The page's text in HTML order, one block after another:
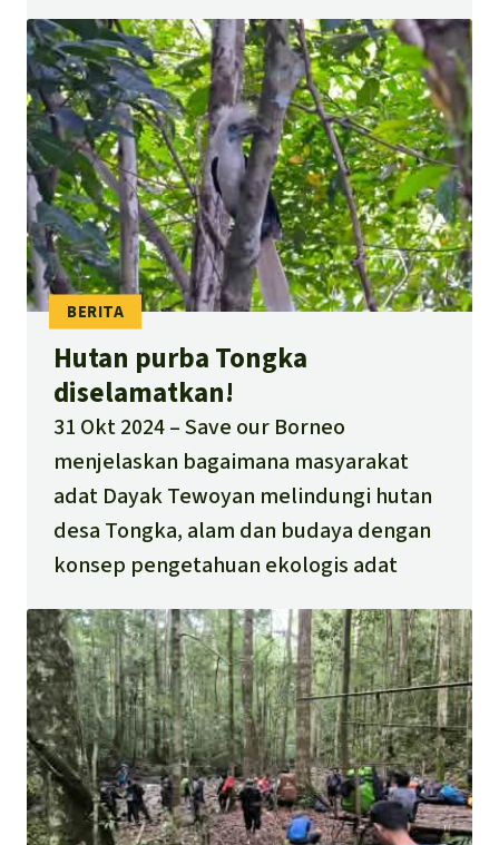
Hutan purba Tongka
diselamatkan!
31 Okt 2024
Save our Borneo
menjelaskan bagaimana masyarakat
adat Dayak Tewoyan melindungi hutan
desa Tongka, alam dan budaya dengan
konsep pengetahuan ekologis adat